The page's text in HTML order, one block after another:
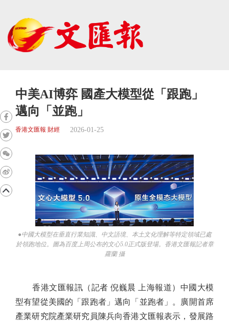
中美AI博弈 國產大模型從「跟跑」
邁向「並跑」
香港文匯報 財經 2026-01-25
●中國大模型在垂直行業知識、中文語境、本土文化理解等特定領域已處
於領跑地位。圖為百度上周公布的文心5.0正式版登場。香港文匯報記者章
蘿蘭 攝
香港文匯報訊（記者 倪巍晨 上海報道）中國大模
型有望從美國的「跟跑者」邁向「並跑者」。廣開首席
產業研究院產業研究員陳兵向香港文匯報表示，發展路